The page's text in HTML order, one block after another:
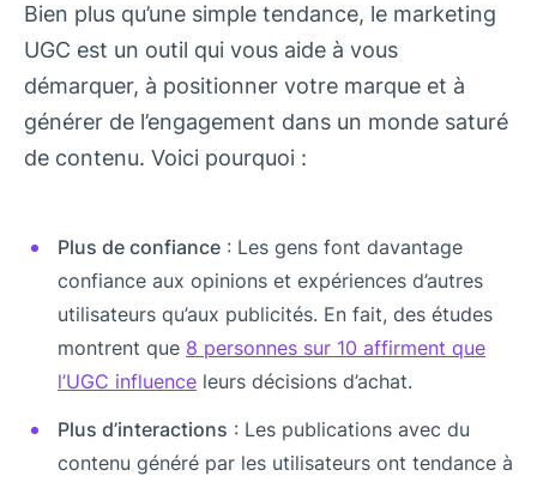
Bien plus qu’une simple tendance, le marketing
UGC est un outil qui vous aide à vous
démarquer, à positionner votre marque et à
générer de l’engagement dans un monde saturé
de contenu. Voici pourquoi :
Plus de confiance : Les gens font davantage
confiance aux opinions et expériences d’autres
utilisateurs qu’aux publicités. En fait, des études
montrent que 8 personnes sur 10 affirment que
l’UGC influence leurs décisions d’achat.
Plus d’interactions : Les publications avec du
contenu généré par les utilisateurs ont tendance à